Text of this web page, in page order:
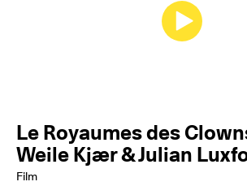
Le Royaumes des
Weile Kjær & Julian
Film